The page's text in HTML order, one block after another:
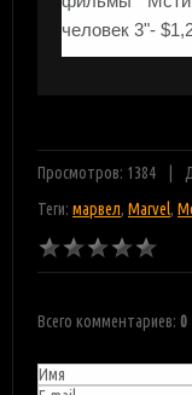
человек 3"-
Просмотров: 1384
Теги: марвел, Marvel,
Всего комментариев: 0